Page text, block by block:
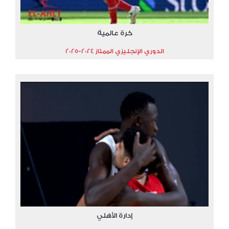
كرة عالمية
الدوري الإنجليزي الممتاز 2024-2025
إدارة الأهلي